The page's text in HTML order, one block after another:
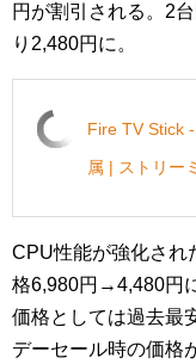
円が割引される。2
り2,480円に。
Fire TV Stick
属 | ストリー
CPU性能が強化され
格6,980円→4,480円
価格としては過去最
デーセール時の価格